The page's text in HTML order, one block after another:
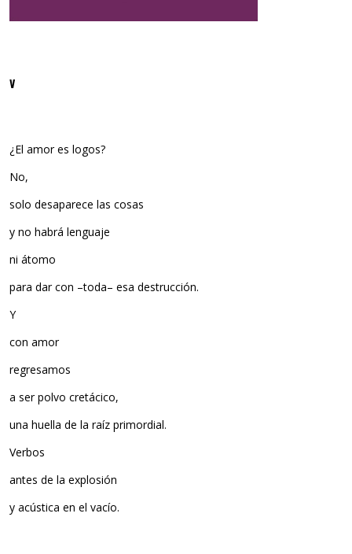
V
¿El amor es logos?
No,
solo desaparece las cosas
y no habrá lenguaje
ni átomo
para dar con –toda– esa destrucción.
Y
con amor
regresamos
a ser polvo cretácico,
una huella de la raíz primordial.
Verbos
antes de la explosión
y acústica en el vacío.